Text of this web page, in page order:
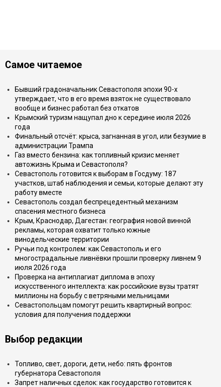
Самое читаемое
Бывший градоначальник Севастополя эпохи 90-х
утверждает, что в его время взяток не существовало
вообще и бизнес работал без откатов
Крымский туризм нащупал дно к середине июля 2026
года
Финальный отсчёт: крыса, загнанная в угол, или безумие в
администрации Трампа
Газ вместо бензина: как топливный кризис меняет
автожизнь Крыма и Севастополя?
Севастополь готовится к выборам в Госдуму: 187
участков, штаб наблюдения и семьи, которые делают эту
работу вместе
Севастополь создал беспрецедентный механизм
спасения местного бизнеса
Крым, Краснодар, Дагестан: география новой винной
рекламы, которая охватит только южные
винодельческие территории
Ручьи под контролем: как Севастополь и его
многострадальные ливнёвки прошли проверку ливнем 9
июля 2026 года
Проверка на антиплагиат диплома в эпоху
искусственного интеллекта: как российские вузы тратят
миллионы на борьбу с ветряными мельницами
Севастопольцам помогут решить квартирный вопрос:
условия для получения поддержки
Выбор редакции
Топливо, свет, дороги, дети, небо: пять фронтов
губернатора Севастополя
Запрет наличных сделок: как государство готовится к